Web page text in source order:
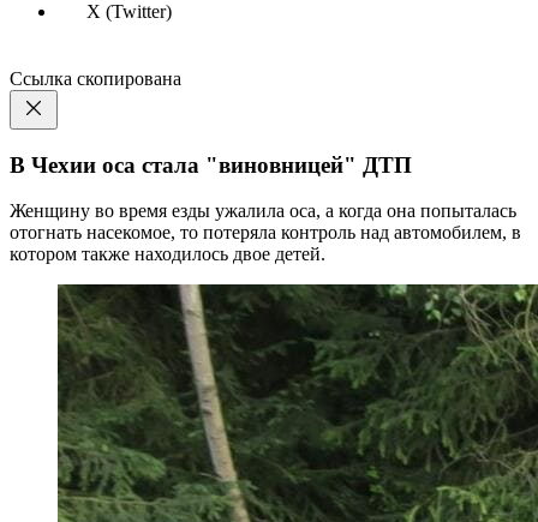
X (Twitter)
Ссылка скопирована
В Чехии оса стала "виновницей" ДТП
Женщину во время езды ужалила оса, а когда она попыталась
отогнать насекомое, то потеряла контроль над автомобилем, в
котором также находилось двое детей.